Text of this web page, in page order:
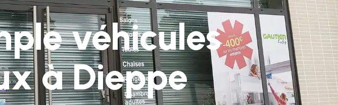
véhicules
à Dieppe